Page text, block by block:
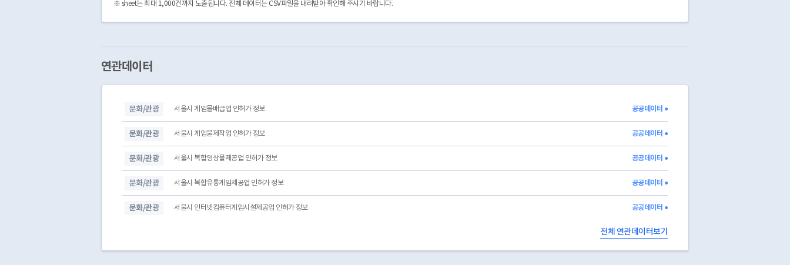
3210000
CDFF2241142008000005 2008-09-28 2009-08-17
3210000
CDFF2241142008000002 2008-05-20 03 폐업 03 폐업
3210000
CDFF2241142008000001 2008-04-08 01 영업/정상 13
영업중
3210000
3210000
CDFF2241142017000002 2017-03-10
영업중
3210000
CDFF2241142025000004 2025-11-18 영업중
※ sheet는 최대 1,000건까지 노출됩니다. 전체 데이터는 CSV파일을 내려받아 확인해 주시기 바랍니다.
연관데이터
문화/관광 서울시 게임물배급업 인허가 정보 공공데이터 ●
문화/관광 서울시 게임물제작업 인허가 정보 공공데이터 ●
문화/관광 서울시 복합영상물제공업 인허가 정보 공공데이터 ●
문화/관광 서울시 복합유통게임제공업 인허가 정보 공공데이터 ●
문화/관광 서울시 인터넷컴퓨터게임시설제공업 인허가 정보 공공데이터 ●
전체 연관데이터보기